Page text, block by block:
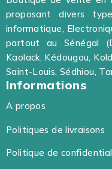
proposant divers
informatique,
partout au Sénégal
Kaolack, Kédougou,
Saint-Louis, Sédhiou,
Informations
A propos
Politiques de livraisons
Politique de